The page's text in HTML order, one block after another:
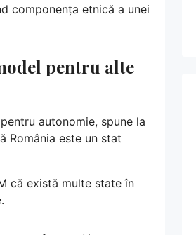
componența etnică a unei
pentru alte
autonomie, spune la
România este un stat
că există multe state în